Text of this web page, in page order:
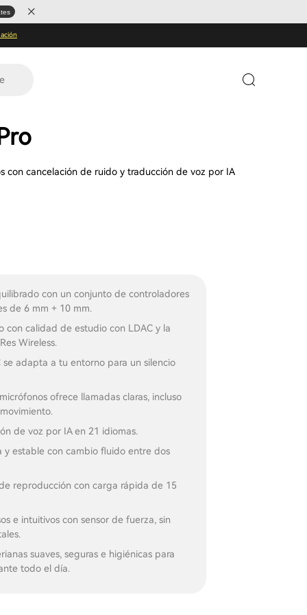
con cancelación de ruido y traducción de voz por IA
con un conjunto de controladores
de 6 mm + 10 mm.
con calidad de estudio con LDAC y la
Wireless.
se adapta a tu entorno para un silencio
ofrece llamadas claras, incluso
de voz por IA en 21 idiomas.
y estable con cambio fluido entre dos
reproducción con carga rápida de 15
e intuitivos con sensor de fuerza, sin
suaves, seguras e higiénicas para
todo el día.